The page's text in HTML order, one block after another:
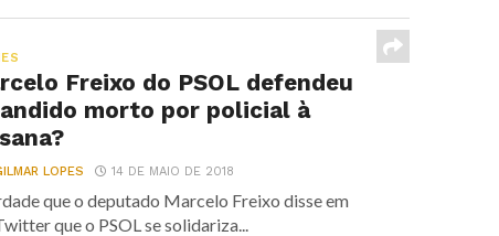
Freixo do PSOL defendeu
morto por policial à
LOPES 14 DE MAIO DE 2018
que o deputado Marcelo Freixo disse em
que o PSOL se solidariza...